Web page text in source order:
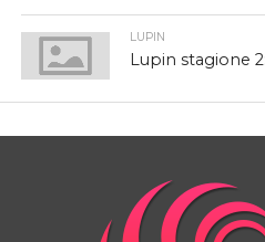
LUPIN
Lupin stagione